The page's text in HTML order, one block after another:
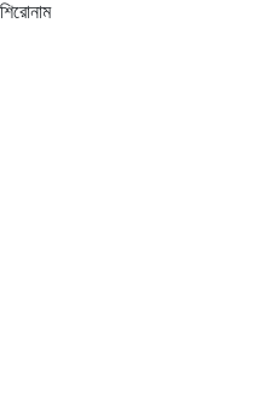
শিরোনাম